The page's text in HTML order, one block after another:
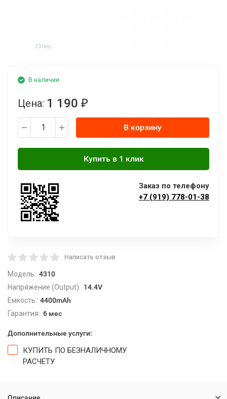
В наличии
Цена: 1 190 ₽
В корзину
Заказ по телефону
+7 (919) 778-01-38
Написать отзыв
Модель: 4310
Напряжение (Output): 14.4V
Емкость: 4400mAh
Гарантия: 6 мес
Дополнительные услуги:
КУПИТЬ ПО БЕЗНАЛИЧНОМУ
РАСЧЕТУ